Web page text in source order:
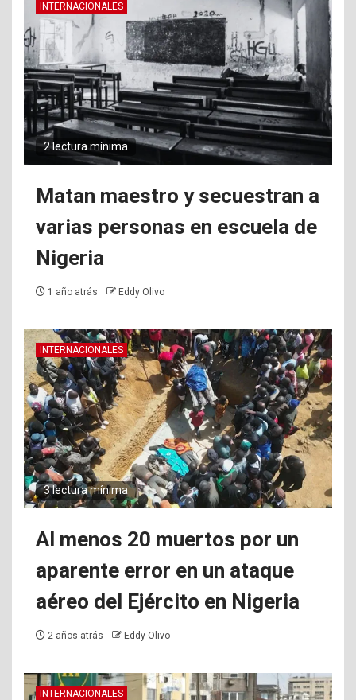
INTERNACIONALES
2 lectura mínima
Matan maestro y secuestran a
varias personas en escuela de
Nigeria
1 año atrás Eddy Olivo
INTERNACIONALES
3 lectura mínima
Al menos 20 muertos por un
aparente error en un ataque
aéreo del Ejército en Nigeria
2 años atrás Eddy Olivo
INTERNACIONALES